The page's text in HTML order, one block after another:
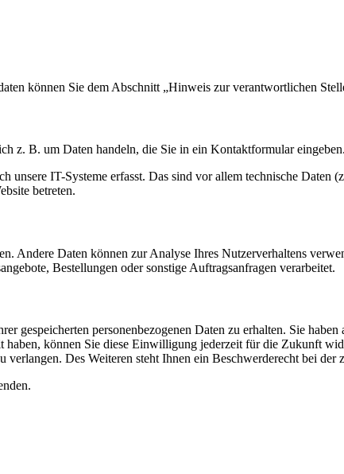
können Sie dem Abschnitt „Hinweis zur verantwortlichen
z. B. um Daten handeln, die Sie in ein Kontaktformular eingeben.
IT-Systeme erfasst. Das sind vor allem technische Daten
betreten.
Andere Daten können zur Analyse Ihres Nutzerverhaltens
Bestellungen oder sonstige Auftragsanfragen verarbeitet.
gespeicherten personenbezogenen Daten zu erhalten. Sie
können Sie diese Einwilligung jederzeit für die Zukunft
Des Weiteren steht Ihnen ein Beschwerderecht bei der